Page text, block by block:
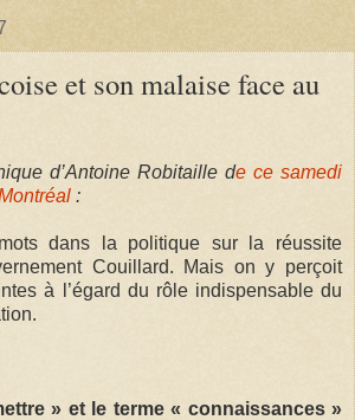
et son malaise face au
d’Antoine Robitaille de ce samedi
:
dans la politique sur la réussite
Couillard. Mais on y perçoit
à l’égard du rôle indispensable du
» et le terme « connaissances »